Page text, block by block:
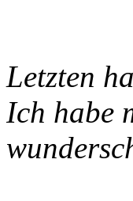
Letzten
Ich habe